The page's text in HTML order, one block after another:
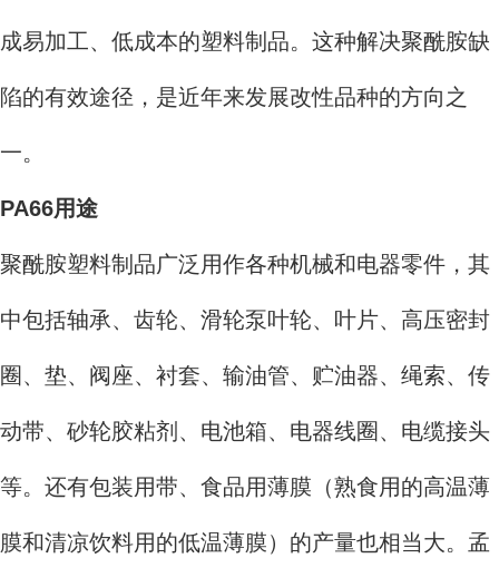
成易加工、低成本的塑料制品。这种解决聚酰胺缺
陷的有效途径，是近年来发展改性品种的方向之
一。
PA66用途
聚酰胺塑料制品广泛用作各种机械和电器零件，其
中包括轴承、齿轮、滑轮泵叶轮、叶片、高压密封
圈、垫、阀座、衬套、输油管、贮油器、绳索、传
动带、砂轮胶粘剂、电池箱、电器线圈、电缆接头
等。还有包装用带、食品用薄膜（熟食用的高温薄
膜和清凉饮料用的低温薄膜）的产量也相当大。孟